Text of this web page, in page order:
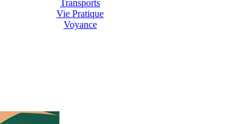
Transports
Vie Pratique
Voyance